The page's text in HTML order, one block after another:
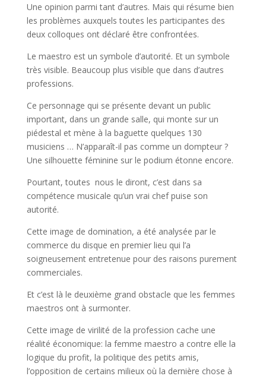
Une opinion parmi tant d’autres. Mais qui résume bien
les problèmes auxquels toutes les participantes des
deux colloques ont déclaré être confrontées.
Le maestro est un symbole d’autorité. Et un symbole
très visible. Beaucoup plus visible que dans d’autres
professions.
Ce personnage qui se présente devant un public
important, dans un grande salle, qui monte sur un
piédestal et mène à la baguette quelques 130
musiciens … N’apparaît-il pas comme un dompteur ?
Une silhouette féminine sur le podium étonne encore.
Pourtant, toutes nous le diront, c’est dans sa
compétence musicale qu’un vrai chef puise son
autorité.
Cette image de domination, a été analysée par le
commerce du disque en premier lieu qui l’a
soigneusement entretenue pour des raisons purement
commerciales.
Et c’est là le deuxième grand obstacle que les femmes
maestros ont à surmonter.
Cette image de virilité de la profession cache une
réalité économique: la femme maestro a contre elle la
logique du profit, la politique des petits amis,
l’opposition de certains milieux où la dernière chose à